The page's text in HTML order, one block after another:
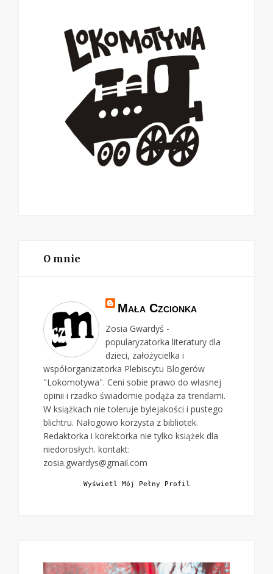
O mnie
Mała Czcionka
Zosia Gwardyś -
popularyzatorka literatury dla
dzieci, założycielka i
współorganizatorka Plebiscytu Blogerów
"Lokomotywa". Ceni sobie prawo do własnej
opinii i rzadko świadomie podąża za trendami.
W książkach nie toleruje bylejakości i pustego
blichtru. Nałogowo korzysta z bibliotek.
Redaktorka i korektorka nie tylko książek dla
niedorosłych. kontakt:
zosia.gwardys@gmail.com
Wyświetl Mój Pełny Profil